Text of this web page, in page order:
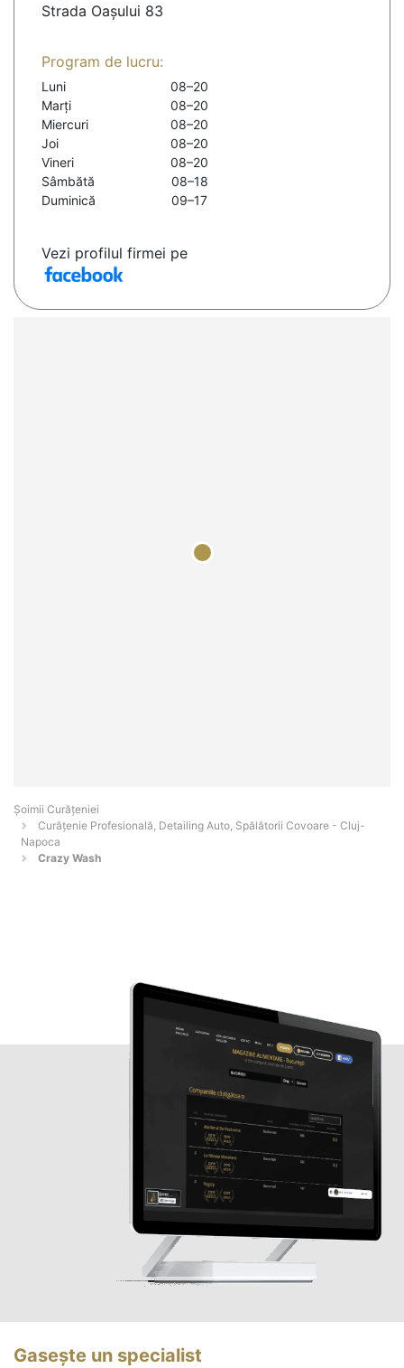
Strada Oașului 83
Program de lucru:
Luni
08–20
Marți
08–20
Miercuri
08–20
Joi
08–20
Vineri
08–20
Sâmbătă
08–18
Duminică
09–17
Vezi profilul firmei pe
Șoimii Curățeniei
Curățenie Profesională, Detailing Auto, Spălătorii Covoare - Cluj-
Napoca
Crazy Wash
Gasește un specialist